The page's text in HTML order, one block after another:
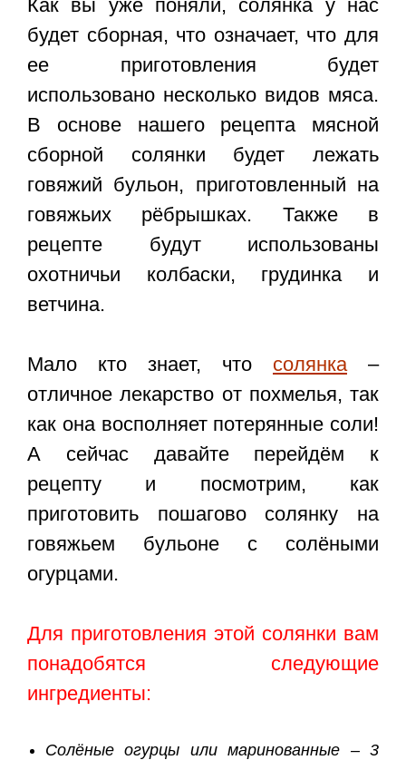
Как вы уже поняли, солянка у нас
будет сборная, что означает, что для
ее приготовления будет
использовано несколько видов мяса.
В основе нашего рецепта мясной
сборной солянки будет лежать
говяжий бульон, приготовленный на
говяжьих рёбрышках. Также в
рецепте будут использованы
охотничьи колбаски, грудинка и
ветчина.
Мало кто знает, что солянка –
отличное лекарство от похмелья, так
как она восполняет потерянные соли!
А сейчас давайте перейдём к
рецепту и посмотрим, как
приготовить пошагово солянку на
говяжьем бульоне с солёными
огурцами.
Для приготовления этой солянки вам
понадобятся следующие
ингредиенты:
Солёные огурцы или маринованные – 3